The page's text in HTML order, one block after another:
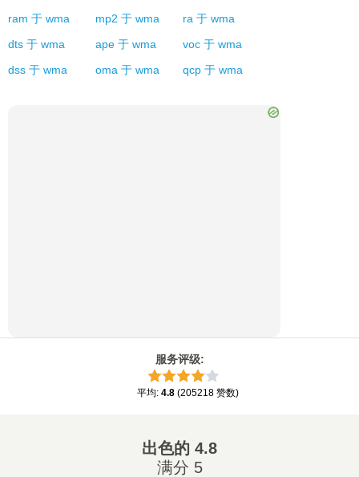
ram 于 wma mp2 于 wma ra 于 wma
dts 于 wma ape 于 wma voc 于 wma
dss 于 wma oma 于 wma qcp 于 wma
服务评级:
平均: 4.8 (205218 赞数)
出色的 4.8
满分 5